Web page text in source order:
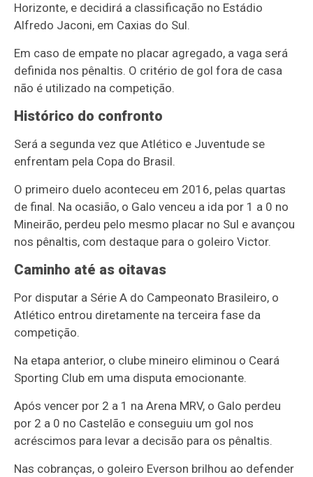
Horizonte, e decidirá a classificação no Estádio
Alfredo Jaconi, em Caxias do Sul.
Em caso de empate no placar agregado, a vaga será
definida nos pênaltis. O critério de gol fora de casa
não é utilizado na competição.
Histórico do confronto
Será a segunda vez que Atlético e Juventude se
enfrentam pela Copa do Brasil.
O primeiro duelo aconteceu em 2016, pelas quartas
de final. Na ocasião, o Galo venceu a ida por 1 a 0 no
Mineirão, perdeu pelo mesmo placar no Sul e avançou
nos pênaltis, com destaque para o goleiro Victor.
Caminho até as oitavas
Por disputar a Série A do Campeonato Brasileiro, o
Atlético entrou diretamente na terceira fase da
competição.
Na etapa anterior, o clube mineiro eliminou o Ceará
Sporting Club em uma disputa emocionante.
Após vencer por 2 a 1 na Arena MRV, o Galo perdeu
por 2 a 0 no Castelão e conseguiu um gol nos
acréscimos para levar a decisão para os pênaltis.
Nas cobranças, o goleiro Everson brilhou ao defender